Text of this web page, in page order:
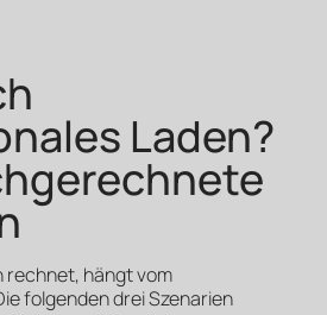
Laden?
rechnet, hängt vom
folgenden drei Szenarien